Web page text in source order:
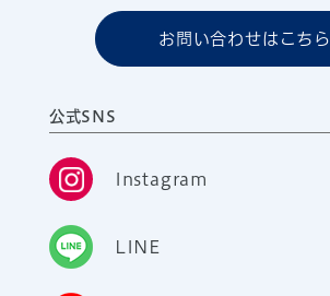
お問い合わせはこちら
公式SNS
Instagram
LINE